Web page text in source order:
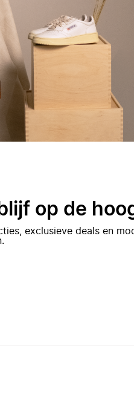
op de
exclusieve deals en